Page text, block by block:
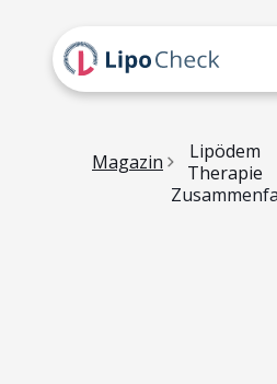
Magazin
Lipödem
Therapie